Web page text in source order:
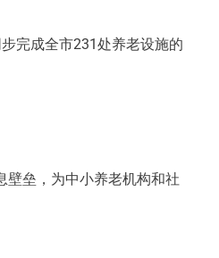
完成全市231处养老设施的
壁垒，为中小养老机构和社